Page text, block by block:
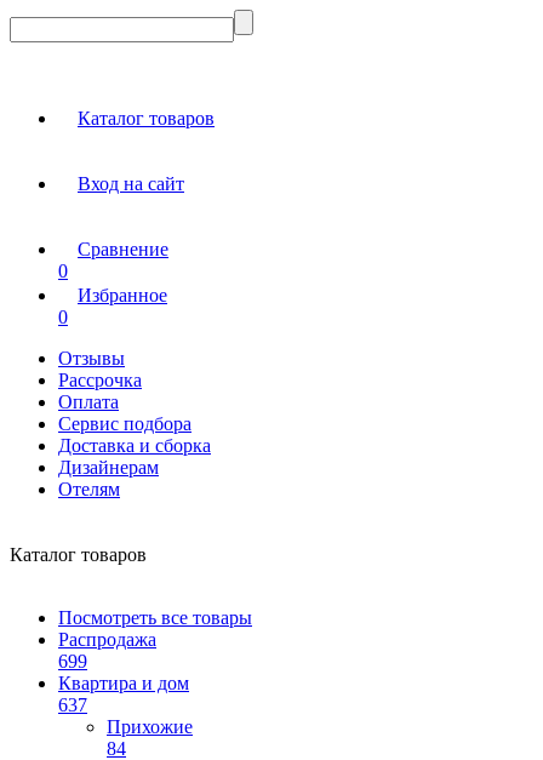
Каталог товаров
Вход на сайт
Сравнение
0
Избранное
0
Отзывы
Рассрочка
Оплата
Сервис подбора
Доставка и сборка
Дизайнерам
Отелям
Каталог товаров
Посмотреть все товары
Распродажа
699
Квартира и дом
637
Прихожие
84